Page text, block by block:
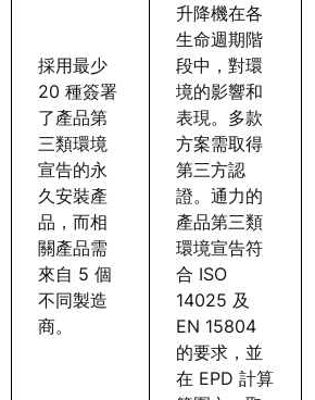
採用最少
20 種簽署
了產品第
三類環境
宣告的永
久安裝產
品，而相
關產品需
來自 5 個
不同製造
商。
升降機在各
生命週期階
段中，對環
境的影響和
表現。多款
方案需取得
第三方認
證。通力的
產品第三類
環境宣告符
合 ISO
14025 及
EN 15804
的要求，並
在 EPD 計算